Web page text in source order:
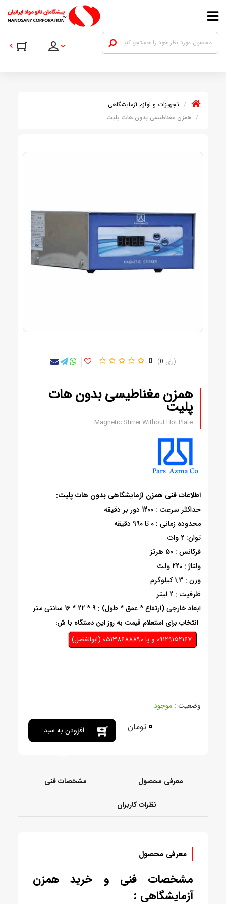
تجهیزات و لوازم آزمایشگاهی
همزن مغناطیسی بدون هات پلیت
0 0
همزن مغناطیسی بدون هات
پلیت
Magnetic Stirrer Without Hot Plate
اطلاعات فنی همزن آزمایشگاهی بدون هات پلیت:
حداکثر سرعت : 1200 دور بر دقیقه
محدوده زمانی : 0 تا 990 دقیقه
توان: 2 وات
فرکانس : 50 هرتز
ولتاژ : 220 ولت
وزن : 1.3 کیلوگرم
ظرفیت : 2 لیتر
ابعاد خارجی (ارتفاع * عمق * طول) : 9 * 22 * 16 سانتی متر
انتخاب برای استعلام قیمت به روز این دستگاه با ش:
وضعیت : موجود
0 تومان افزودن به سبد
معرفی محصول مشخصات فنی
نظرات کاربران
معرفی محصول
مشخصات فنی و خرید همزن
آزمایشگاهی :